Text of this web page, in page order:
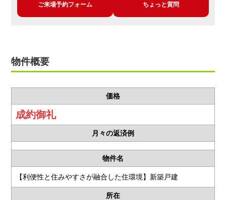
ご来場予約フォーム ちょっと質問
物件概要
価格
成約御礼
月々の返済例
物件名
【利便性と住みやすさが融合した住環境】新築戸建
所在